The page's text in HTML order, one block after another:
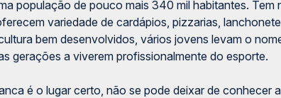
população de pouco mais 340 mil habitantes.
variedade de cardápios, pizzarias,
bem desenvolvidos, vários jovens levam o
gerações a viverem profissionalmente do esporte.
é o lugar certo, não se pode deixar de conhecer